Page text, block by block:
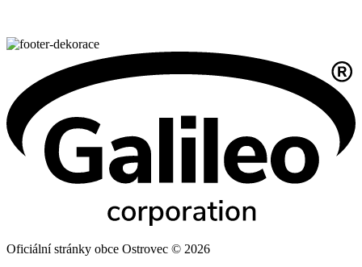
Oficiální stránky obce Ostrovec © 2026